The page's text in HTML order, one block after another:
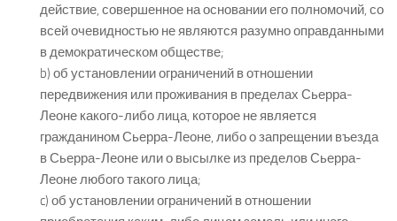
действие, совершенное на основании его полномочий, со
всей очевидностью не являются разумно оправданными
в демократическом обществе;
b) об установлении ограничений в отношении
передвижения или проживания в пределах Сьерра-
Леоне какого-либо лица, которое не является
гражданином Сьерра-Леоне, либо о запрещении въезда
в Сьерра-Леоне или о высылке из пределов Сьерра-
Леоне любого такого лица;
c) об установлении ограничений в отношении